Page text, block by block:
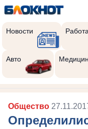
Новости Работа
Авто
Общество